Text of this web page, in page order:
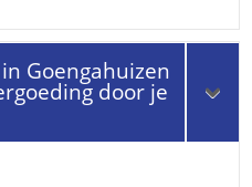
Goengahuizen
door je